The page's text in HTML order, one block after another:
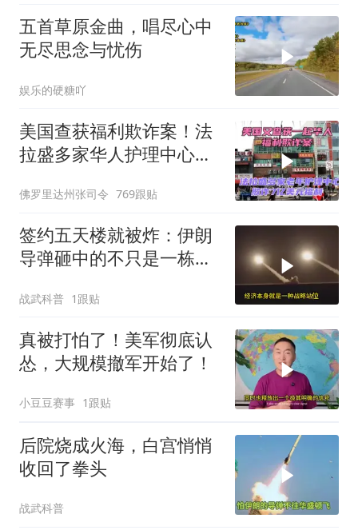
五首草原金曲，唱尽心中
无尽思念与忧伤
娱乐的硬糖吖
美国查获福利欺诈案！法
拉盛多家华人护理中心欺
佛罗里达州张司令 769跟贴
签约五天楼就被炸：伊朗
导弹砸中的不只是一栋
牌
战武科普 1跟贴
真被打怕了！美军彻底认
怂，大规模撤军开始了！
小豆豆赛事 1跟贴
后院烧成火海，白宫悄悄
收回了拳头
战武科普